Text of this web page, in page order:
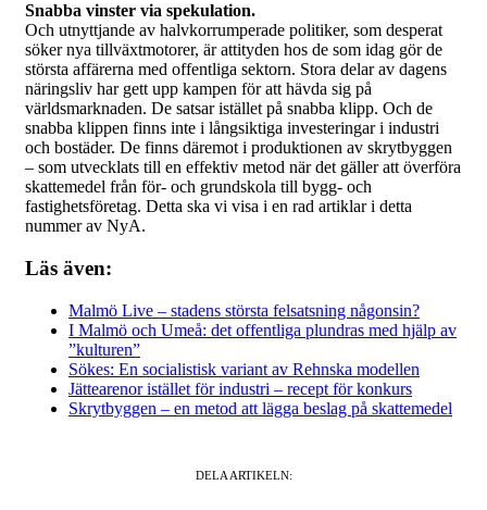
Snabba vinster via spekulation.
Och utnyttjande av halvkorrumperade politiker, som desperat
söker nya tillväxtmotorer, är attityden hos de som idag gör de
största affärerna med offentliga sektorn. Stora delar av dagens
näringsliv har gett upp kampen för att hävda sig på
världsmarknaden. De satsar istället på snabba klipp. Och de
snabba klippen finns inte i långsiktiga investeringar i industri
och bostäder. De finns däremot i produktionen av skrytbyggen
– som utvecklats till en effektiv metod när det gäller att överföra
skattemedel från för- och grundskola till bygg- och
fastighetsföretag. Detta ska vi visa i en rad artiklar i detta
nummer av NyA.
Läs även:
Malmö Live – stadens största felsatsning någonsin?
I Malmö och Umeå: det offentliga plundras med hjälp av
”kulturen”
Sökes: En socialistisk variant av Rehnska modellen
Jättearenor istället för industri – recept för konkurs
Skrytbyggen – en metod att lägga beslag på skattemedel
DELA ARTIKELN: